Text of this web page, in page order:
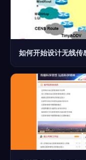
如何开始设计无线传